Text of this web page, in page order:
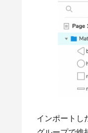
インポートし